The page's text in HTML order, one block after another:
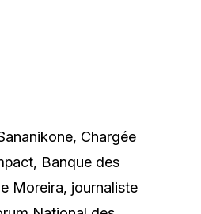
Chargée
Banque des
Moreira, journaliste